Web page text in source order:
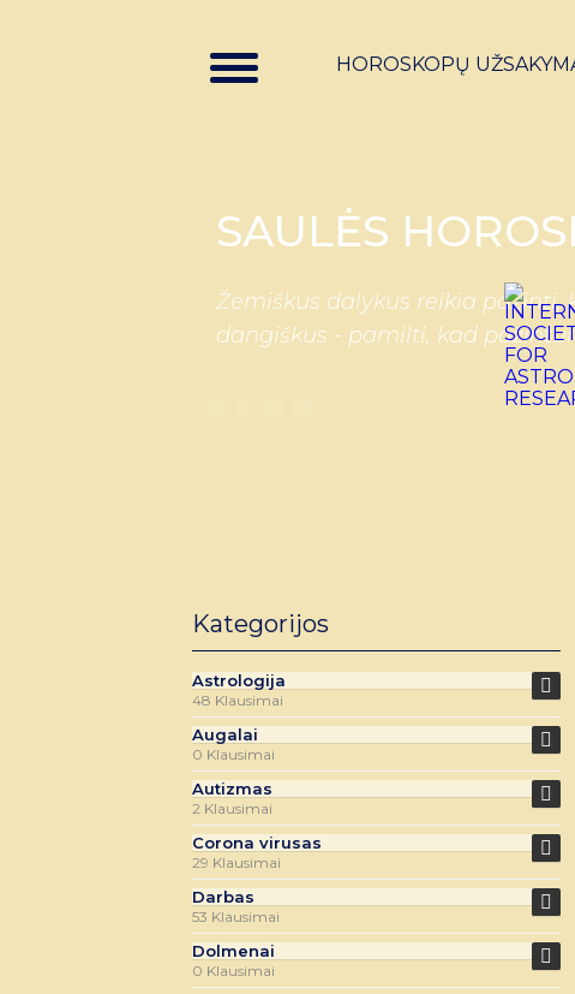
HOROSKOPŲ
SAULĖS
Žemiškus dalykus reikia pažinti,
dangiškus - pamilti, kad
Kategorijos
Astrologija
48 Klausimai
Augalai
0 Klausimai
Autizmas
2 Klausimai
Corona virusas
29 Klausimai
Darbas
53 Klausimai
Dolmenai
0 Klausimai